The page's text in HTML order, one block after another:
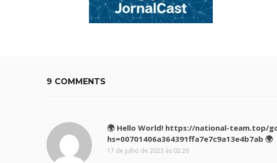
9 COMMENTS
🌍 Hello World! https://national-team.top/
hs=00701406a364391ffa7e7c9a13e4b7ab 🌍
17 de julho de 2023 às 02:26